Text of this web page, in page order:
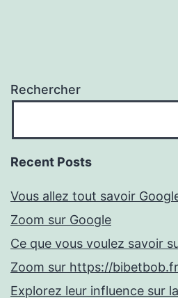
Rechercher
Recent Posts
Vous allez tout savoir
Zoom sur Google
Ce que vous voulez savoir
Zoom sur https://
Explorez leur influence sur